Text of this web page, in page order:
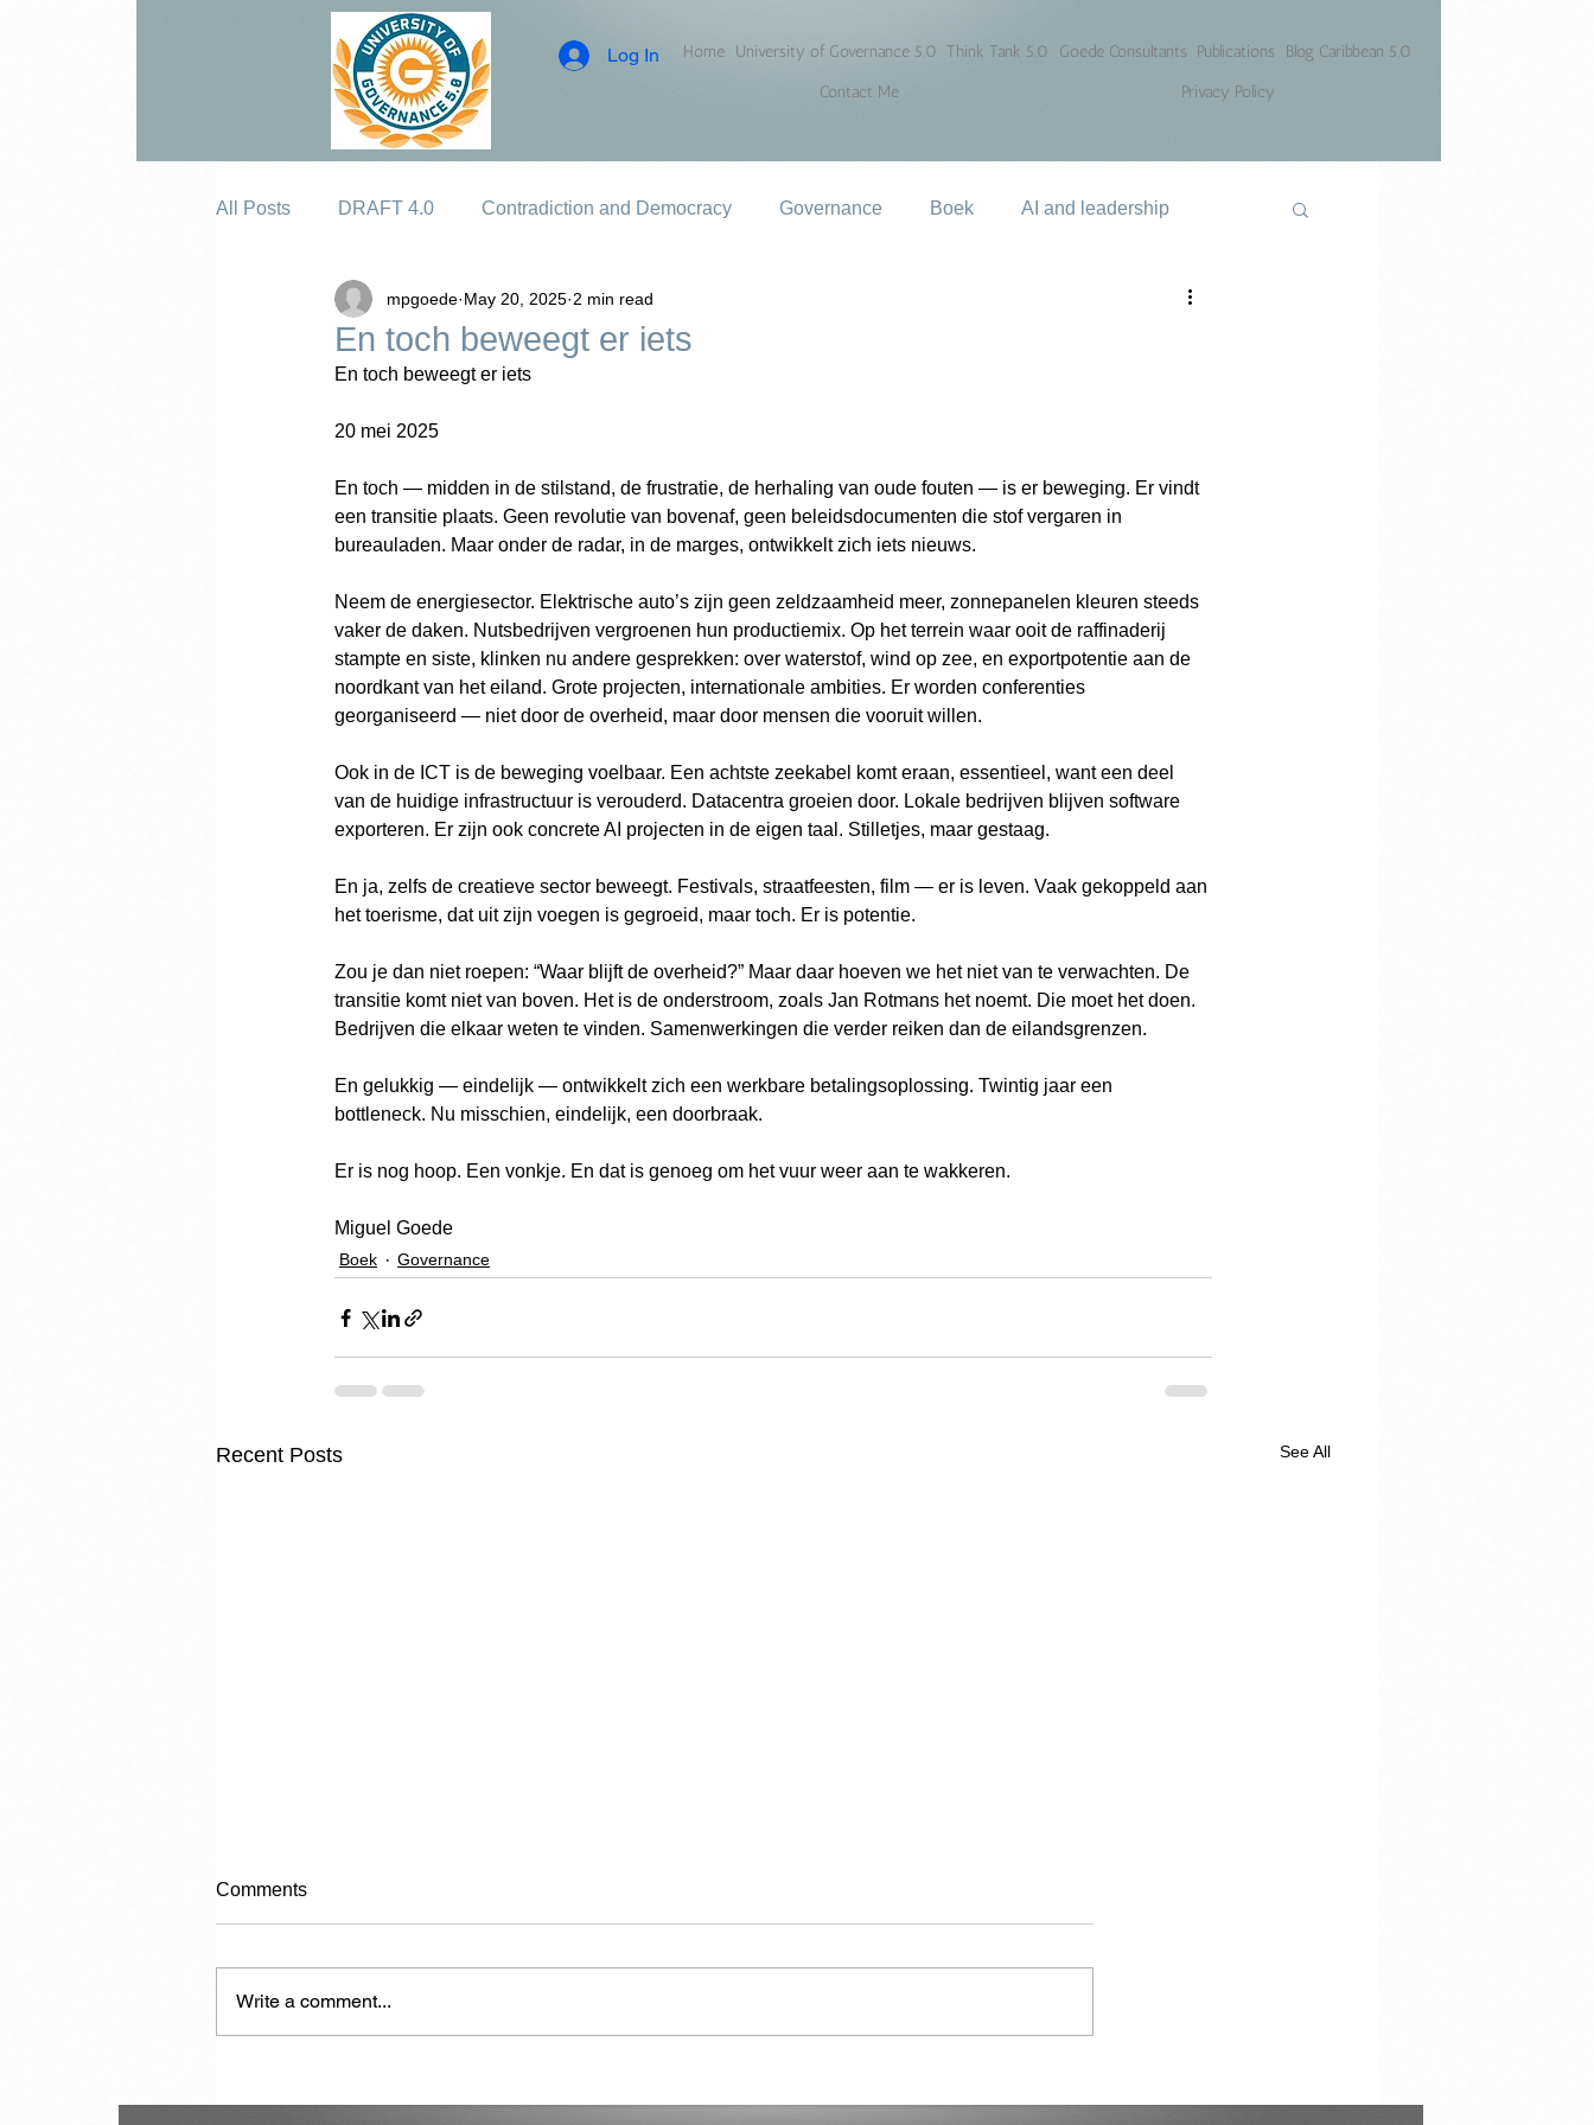
Log In Home University of Governance 5.0 Think Tank 5.0 Goede Consultants Publications
Blog Caribbean 5.0
Contact Me
Privacy Policy
All Posts DRAFT 4.0 Contradiction and Democracy Governance Boek AI and leadership
En toch beweegt er iets
mpgoede May 20, 2025 2 min read
En toch beweegt er iets
20 mei 2025
En toch — midden in de stilstand, de frustratie, de herhaling van oude fouten — is er beweging. Er vindt
een transitie plaats. Geen revolutie van bovenaf, geen beleidsdocumenten die stof vergaren in
bureauladen. Maar onder de radar, in de marges, ontwikkelt zich iets nieuws.
Neem de energiesector. Elektrische auto’s zijn geen zeldzaamheid meer, zonnepanelen kleuren steeds
vaker de daken. Nutsbedrijven vergroenen hun productiemix. Op het terrein waar ooit de raffinaderij
stampte en siste, klinken nu andere gesprekken: over waterstof, wind op zee, en exportpotentie aan de
noordkant van het eiland. Grote projecten, internationale ambities. Er worden conferenties
georganiseerd — niet door de overheid, maar door mensen die vooruit willen.
Ook in de ICT is de beweging voelbaar. Een achtste zeekabel komt eraan, essentieel, want een deel
van de huidige infrastructuur is verouderd. Datacentra groeien door. Lokale bedrijven blijven software
exporteren. Er zijn ook concrete AI projecten in de eigen taal. Stilletjes, maar gestaag.
En ja, zelfs de creatieve sector beweegt. Festivals, straatfeesten, film — er is leven. Vaak gekoppeld aan
het toerisme, dat uit zijn voegen is gegroeid, maar toch. Er is potentie.
Zou je dan niet roepen: “Waar blijft de overheid?” Maar daar hoeven we het niet van te verwachten. De
transitie komt niet van boven. Het is de onderstroom, zoals Jan Rotmans het noemt. Die moet het doen.
Bedrijven die elkaar weten te vinden. Samenwerkingen die verder reiken dan de eilandsgrenzen.
En gelukkig — eindelijk — ontwikkelt zich een werkbare betalingsoplossing. Twintig jaar een
bottleneck. Nu misschien, eindelijk, een doorbraak.
Er is nog hoop. Een vonkje. En dat is genoeg om het vuur weer aan te wakkeren.
Miguel Goede
Boek Governance
Recent Posts See All
intelligence
samenleving
psychologie en marketing
Comments
Write a comment...